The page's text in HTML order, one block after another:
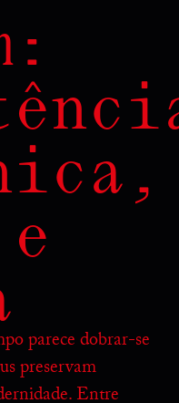
parece dobrar-se
preservam
Entre